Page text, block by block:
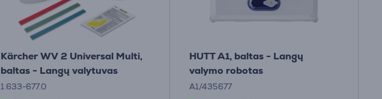
Kärcher WV 2 Universal Multi,
baltas - Langų valytuvas
1.633-677.0
HUTT A1, baltas - Langų
valymo robotas
A1/435677